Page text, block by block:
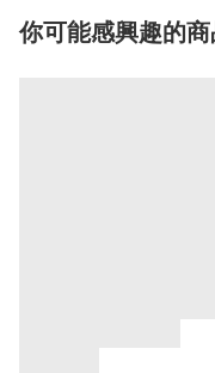
你可能感興趣的商